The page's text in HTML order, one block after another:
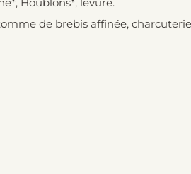
de brebis affinée,